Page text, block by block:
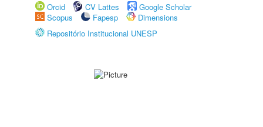
Orcid
CV Lattes
Google Scholar
Scopus
Fapesp
Dimensions
Repositório Institucional UNESP